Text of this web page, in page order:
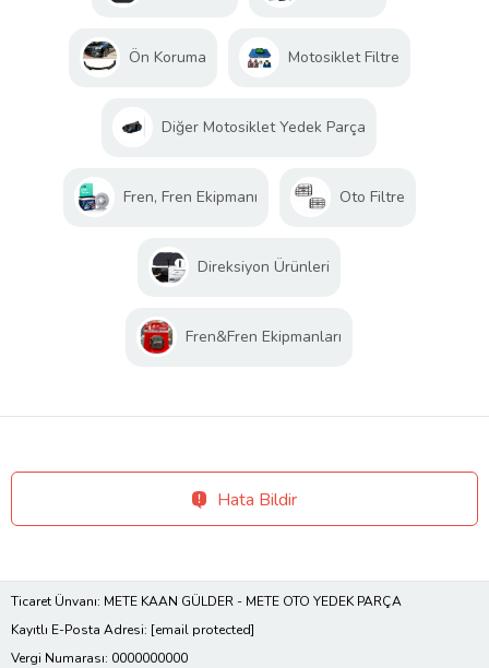
Ön Koruma Motosiklet Filtre
Diğer Motosiklet Yedek Parça
Fren, Fren Ekipmanı Oto Filtre
Direksiyon Ürünleri
Fren&Fren Ekipmanları
Hata Bildir
Ticaret Ünvanı: METE KAAN GÜLDER - METE OTO YEDEK PARÇA
Kayıtlı E-Posta Adresi: [email protected]
Vergi Numarası: 0000000000